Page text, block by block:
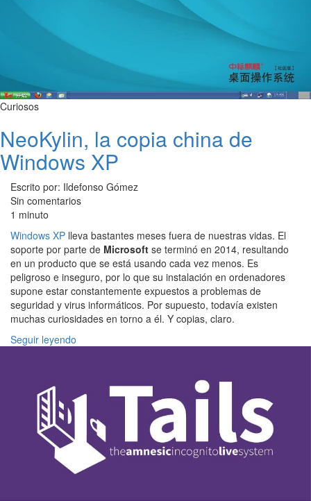
Curiosos
NeoKylin, la copia china de
Windows XP
Escrito por: Ildefonso Gómez
Sin comentarios
1 minuto
Windows XP lleva bastantes meses fuera de nuestras vidas. El
soporte por parte de Microsoft se terminó en 2014, resultando
en un producto que se está usando cada vez menos. Es
peligroso e inseguro, por lo que su instalación en ordenadores
supone estar constantemente expuestos a problemas de
seguridad y virus informáticos. Por supuesto, todavía existen
muchas curiosidades en torno a él. Y copias, claro.
Seguir leyendo